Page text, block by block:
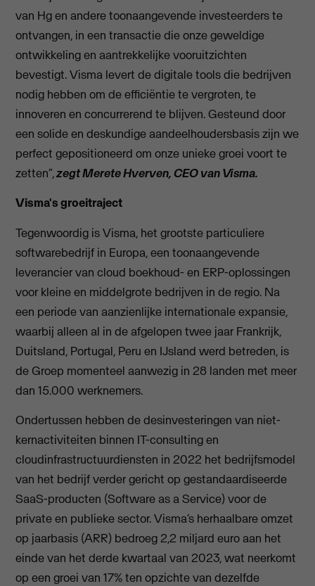
van Hg en andere toonaangevende investeerders te
ontvangen, in een transactie die onze geweldige
ontwikkeling en aantrekkelijke vooruitzichten
bevestigt. Visma levert de digitale tools die bedrijven
nodig hebben om de efficiëntie te vergroten, te
innoveren en concurrerend te blijven. Gesteund door
een solide en deskundige aandeelhoudersbasis zijn we
perfect gepositioneerd om onze unieke groei voort te
zetten”,zegt Merete Hverven, CEO van Visma.
Visma's groeitraject
Tegenwoordig is Visma, het grootste particuliere
softwarebedrijf in Europa, een toonaangevende
leverancier van cloud boekhoud- en ERP-oplossingen
voor kleine en middelgrote bedrijven in de regio. Na
een periode van aanzienlijke internationale expansie,
waarbij alleen al in de afgelopen twee jaar Frankrijk,
Duitsland, Portugal, Peru en IJsland werd betreden, is
de Groep momenteel aanwezig in 28 landen met meer
dan 15.000 werknemers.
Ondertussen hebben de desinvesteringen van niet-
kernactiviteiten binnen IT-consulting en
cloudinfrastructuurdiensten in 2022 het bedrijfsmodel
van het bedrijf verder gericht op gestandaardiseerde
SaaS-producten (Software as a Service) voor de
private en publieke sector. Visma’s herhaalbare omzet
op jaarbasis (ARR) bedroeg 2,2 miljard euro aan het
einde van het derde kwartaal van 2023, wat neerkomt
op een groei van 17% ten opzichte van dezelfde